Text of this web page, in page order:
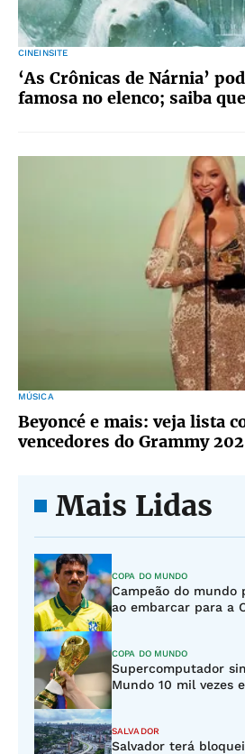
CINEINSITE
‘As Crônicas de Nárnia’
famosa no elenco; saiba
MÚSICA
Beyoncé e mais: veja lista
vencedores do Grammy
Mais Lidas
COPA DO MUNDO
Campeão do mundo
ao embarcar para a
COPA DO MUNDO
Supercomputador
Mundo 10 mil vezes
SALVADOR
Salvador terá